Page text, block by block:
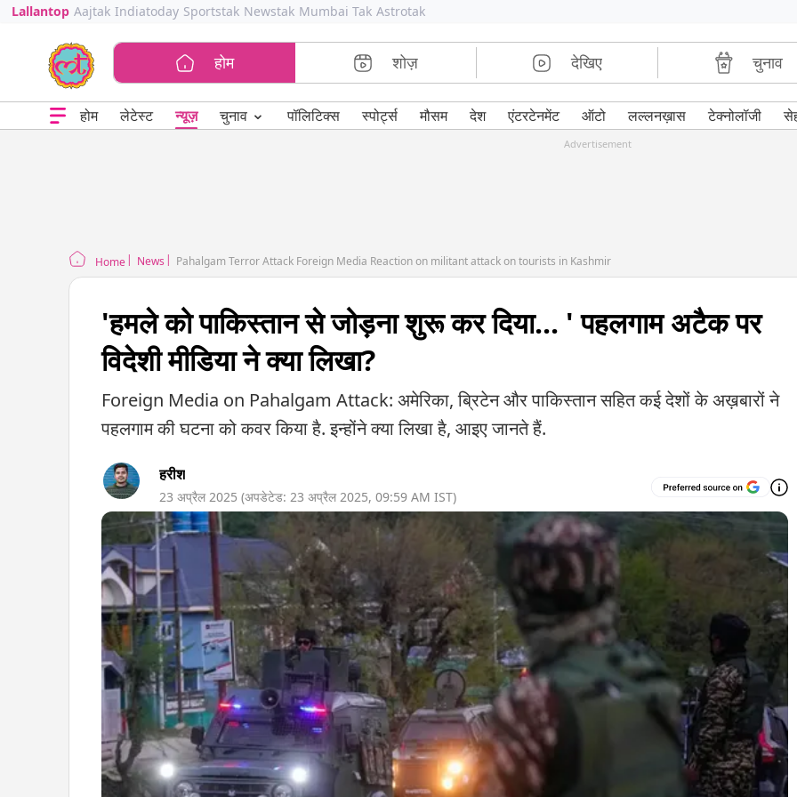
Lallantop Aajtak Indiatoday Sportstak Newstak Mumbai Tak Astrotak
होम शोज़ देखिए चुनाव
होम लेटेस्ट न्यूज़ चुनाव ⌄ पॉलिटिक्स स्पोर्ट्स मौसम देश एंटरटेनमेंट ऑटो लल्लनख़ास टेक्नोलॉजी
Advertisement
Home News Pahalgam Terror Attack Foreign Media Reaction on militant attack on tourists in Kashmir
'हमले को पाकिस्तान से जोड़ना शुरू कर दिया... ' पहलगाम अटैक पर
विदेशी मीडिया ने क्या लिखा?
Foreign Media on Pahalgam Attack: अमेरिका, ब्रिटेन और पाकिस्तान सहित कई देशों के अख़बारों ने
पहलगाम की घटना को कवर किया है. इन्होंने क्या लिखा है, आइए जानते हैं.
हरीश
23 अप्रैल 2025 (अपडेटेड: 23 अप्रैल 2025, 09:59 AM IST)